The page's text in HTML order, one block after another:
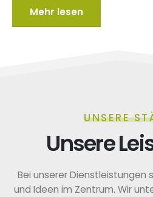
Mehr lesen
UNSERE
Unsere
Bei unserer Dienstleistungen
und Ideen im Zentrum. Wir